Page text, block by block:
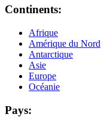
Continents:
Afrique
Amérique du Nord
Antarctique
Asie
Europe
Océanie
Pays: